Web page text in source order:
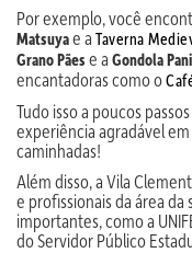
Por exemplo, você
Matsuyae a Taverna
Grano Pães e a Gondola
encantadoras como o
Tudo isso a poucos
experiência agradável
caminhadas!
Além disso, a Vila
e profissionais da área
importantes, como a
do Servidor Público